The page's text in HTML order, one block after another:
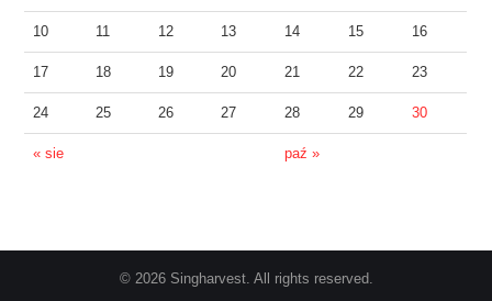
« sie paź »
10 11 12 13 14 15 16
17 18 19 20 21 22 23
24 25 26 27 28 29 30
© 2026 Singharvest. All rights reserved.